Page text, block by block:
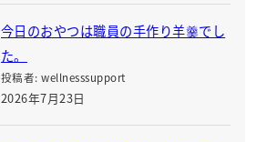
今日のおやつは職員の手作り羊羹でし
た。
投稿者: wellnesssupport
2026年7月23日